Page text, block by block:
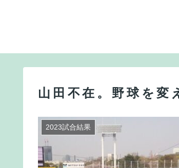
山田不在。野球を変
2023試合結果